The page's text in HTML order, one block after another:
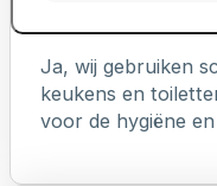
Ja, wij gebruiken
keukens en
voor de hygiëne